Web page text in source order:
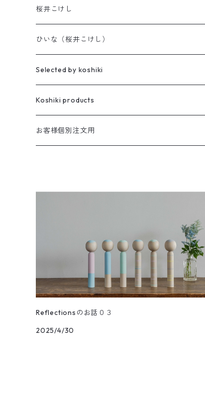
桜井こけし
天神様
櫻井家の伝統こけし
櫻井家の鳴子こけし
櫻井家の創作こけし
季節人形・飾り
木地だるま
ひいな（桜井こけし）
昭寛作
華雅
座雛
親王飾り
貴心松華
花つむぎ
段飾り
親王飾り〔道具付き〕
花シリーズ
松花
木札
Selected by koshiki
Koshiki products
本
手ぬぐい
お客様個別注文用
Reflectionsのお話０３
2025/4/30